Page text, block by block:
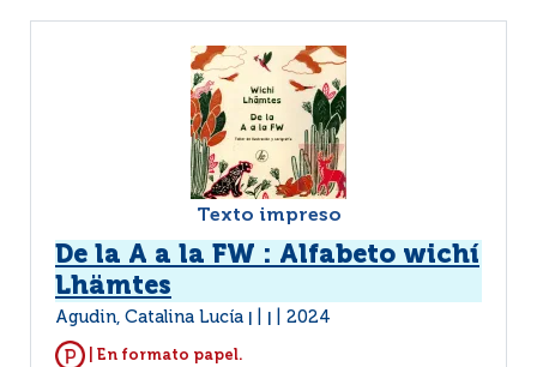
Texto impreso
De la A a la FW : Alfabeto wichí
Lhämtes
Agudin, Catalina Lucía 2024
| En formato papel.